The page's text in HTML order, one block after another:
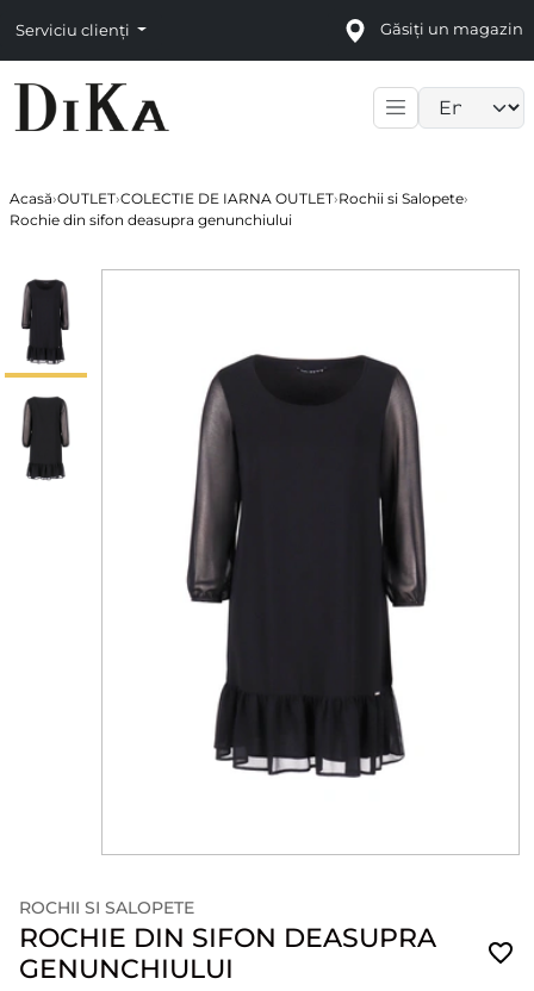
Serviciu clienți Găsiți un magazin
Acasă›OUTLET›COLECTIE DE IARNA OUTLET›Rochii si Salopete›
Rochie din sifon deasupra genunchiului
ROCHII SI SALOPETE
ROCHIE DIN SIFON DEASUPRA
GENUNCHIULUI